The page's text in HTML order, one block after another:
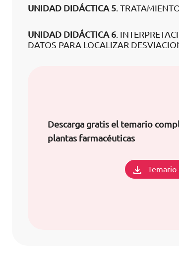
UNIDAD DIDÁCTICA 5.
UNIDAD DIDÁCTICA 6.
DATOS PARA LOCALIZAR
Descarga gratis el temario
plantas farmacéuticas
Temario